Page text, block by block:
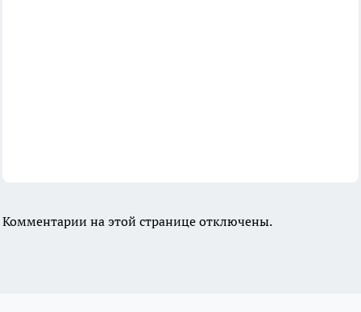
Комментарии на этой странице отключены.